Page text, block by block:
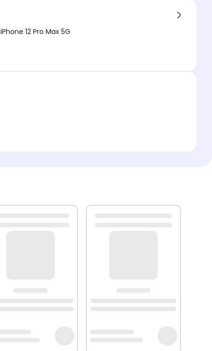
Apple iPhone 12 Pro Max 5G